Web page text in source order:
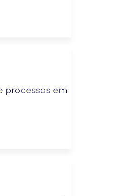
processos em